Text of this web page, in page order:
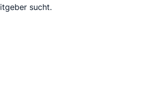
sucht.